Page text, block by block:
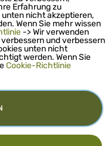
Erfahrung zu
unten nicht akzeptieren,
Wenn Sie mehr wissen
-> Wir verwenden
und verbessern
unten nicht
werden. Wenn Sie
Cookie-Richtlinie